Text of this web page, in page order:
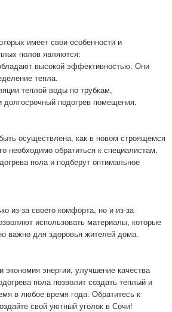
имеет свои особенности и
полов являются:
высокой эффективностью. Они
тепла.
теплой воды по трубкам,
подогрев помещения.
осуществлена, как в новом строящемся
обратиться к специалистам,
пола и подберут оптимальное
из-за своего комфорта, но и из-за
использовать материалы, которые
важно для здоровья жителей дома.
энергии, улучшение качества
пола позволит создать теплый и
в любое время года. Обратитесь к
свой уютный уголок в Сочи!